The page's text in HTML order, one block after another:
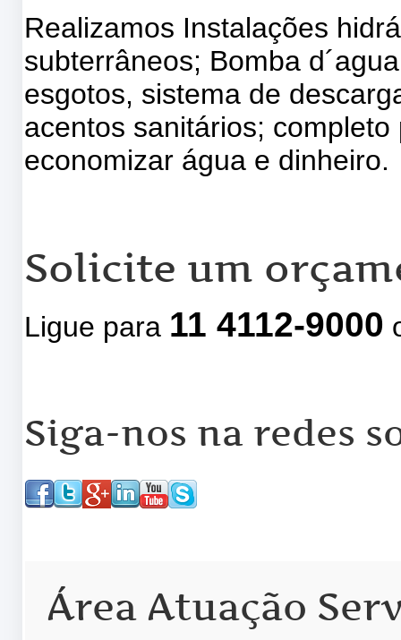
Realizamos Instalações
subterrâneos; Bomba
esgotos, sistema de
acentos sanitários;
economizar água e dinheiro.
Solicite um
Ligue para 11 4112-9000
Siga-nos na redes
Área Atuação